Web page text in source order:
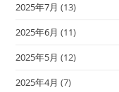
2025年7月 (13)
2025年6月 (11)
2025年5月 (12)
2025年4月 (7)